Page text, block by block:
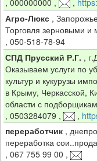
, 000000000 , ,
Агро-Люкс,
Торговля зерновыми и
, 050-518-78-94
СПД Прусский Р.Г. ,
Оказываем услуги по
культур и кукурузы
в Крыму, Черкасской,
области с
, 0503284079 , ,
переработчик,
переработка
, 067 755 99 00 ,